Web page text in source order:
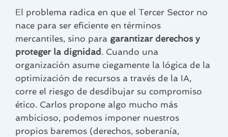
El problema radica en que el Tercer Sector no
nace para ser eficiente en términos
mercantiles, sino para garantizar derechos y
proteger la dignidad . Cuando una
organización asume ciegamente la lógica de la
optimización de recursos a través de la IA,
corre el riesgo de desdibujar su compromiso
ético. Carlos propone algo mucho más
ambicioso, podemos imponer nuestros
propios baremos (derechos, soberanía,